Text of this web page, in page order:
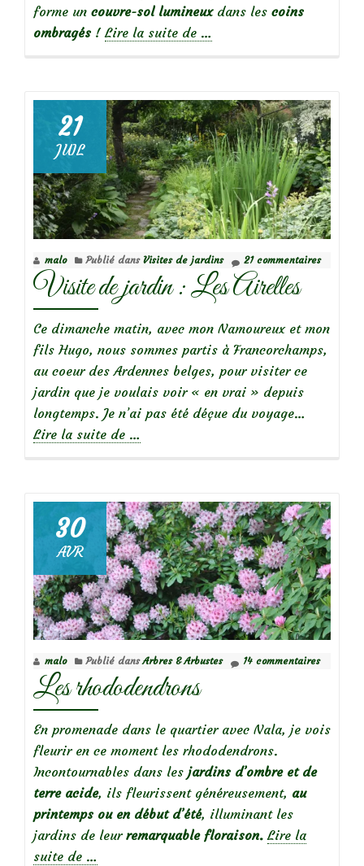
forme un couvre-sol lumineuxdans les coins
ombragés ! Lire la suite de à
:
le
lamium
maculatum
pour
une
bordure
ombragée
…
21
JUIL
malo Publié dans Visites de jardins 21 commentaires
Visite de jardin : Les Airelles
Ce dimanche matin, avec mon Namoureux et mon
fils Hugo, nous sommes partis à Francorchamps,
au coeur des Ardennes belges, pour visiter ce
jardin que je voulais voir « en vrai » depuis
longtemps. Je n’ai pas été déçue du voyage…
Lire la suite de
jardin
:
Les
Airelles
…
30
AVR
malo Publié dansArbres & Arbustes 14 commentaires
Les rhododendrons
En promenade dans le quartier avec Nala, je vois
fleurir en ce moment les rhododendrons.
Incontournables dans les jardins d’ombre et de
terre acide, ils fleurissent généreusement, au
printemps ou en début d’été, illuminant les
jardins de leur remarquable floraison. Lire la
suite de à
…